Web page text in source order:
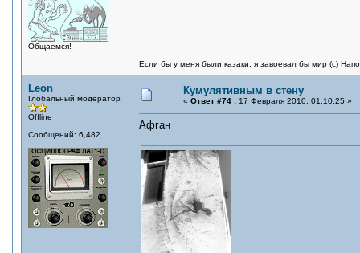
Общаемся!
Если бы у меня были казаки, я завоевал бы мир (с)
Leon
Глобальный модератор
Offline
Сообщений: 6,482
Кумулятивным в стену
« Ответ #74 : 17 Февраля 2010, 01:10:25 »
Афган